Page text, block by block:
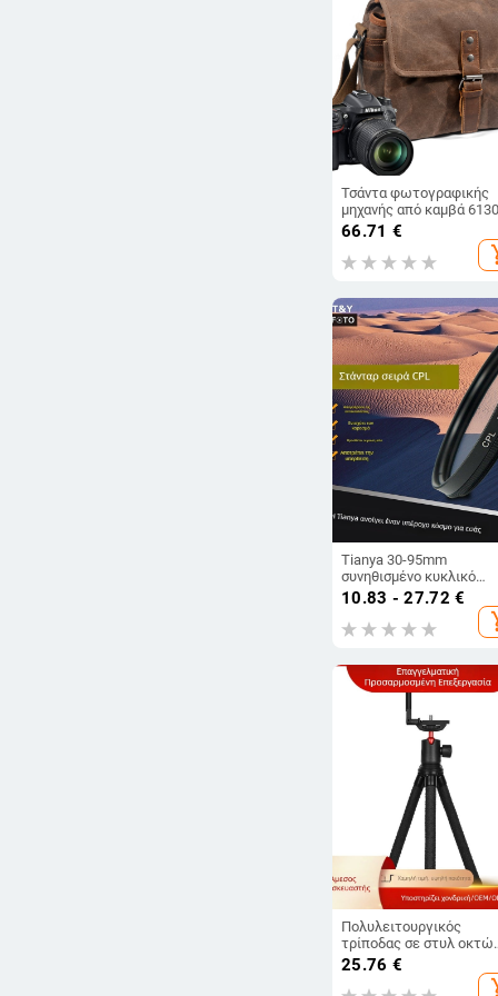
Τσάντα φωτογραφικής
μηχανής από καμβά
Αδιάβροχη τσάντα ώμου
κάμερες Canon
66.71 €
Tianya 30-95mm
συνηθισμένο κυκλικό
φίλτρο πολωτή CPL
επίστρωση για αύξηση
εξάλειψης κορεσμού
10.83 - 27.72 €
Πολυλειτουργικός
τρίποδας σε στυλ οκτώ
ποδιών για τηλέφωνο και
DSLR – Κεφαλή με
25.76 €